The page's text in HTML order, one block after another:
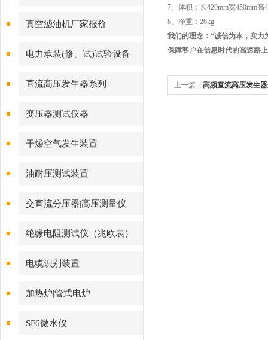
真空滤油机厂家报价
电力承装(修、试)试验设备
直流高压发生器系列
变压器测试仪器
干燥空气发生装置
油耐压测试装置
交直流分压器|高压测量仪
绝缘电阻测试仪（兆欧表）
电缆识别装置
加热炉|管式电炉
SF6微水仪
7、体积：长420mm宽450mm高
8、净重：26kg
我们的理念：“诚信为本，实
保障客户在信息时代的高速路
上一篇： 高频直流高压发生